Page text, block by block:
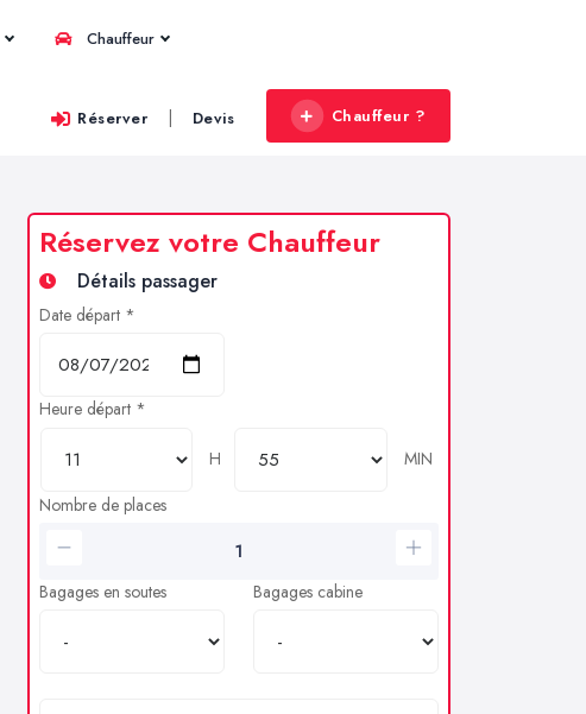
Chauffeur
Réserver | Devis Chauffeur ?
Réservez votre Chauffeur
Détails passager
Date départ *
Heure départ *
H
MIN
Nombre de places
Bagages en soutes Bagages cabine